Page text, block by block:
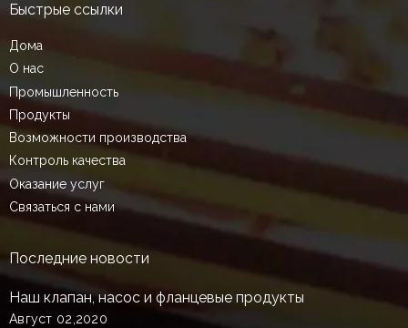
Быстрые ссылки
Дома
О нас
Промышленность
Продукты
Возможности производства
Контроль качества
Оказание услуг
Связаться с нами
Последние новости
Наш клапан, насос и фланцевые продукты
Август 02,2020